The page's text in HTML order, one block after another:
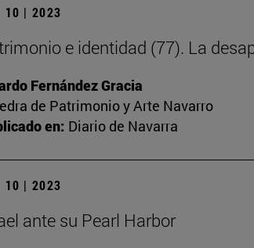
10 | 2023
e identidad (77). La
Fernández Gracia
de Patrimonio y Arte Navarro
en: Diario de Navarra
10 | 2023
ante su Pearl Harbor